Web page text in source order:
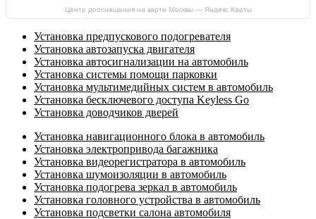
Центр дооснащения на карте Москвы — Яндекс Карты
Установка предпускового подогревателя
Установка автозапуска двигателя
Установка автосигнализации на автомобиль
Установка системы помощи парковки
Установка мультимедийных систем в автомобиль
Установка бесключевого доступа Keyless Go
Установка доводчиков дверей
Установка навигационного блока в автомобиль
Установка электропривода багажника
Установка видеорегистратора в автомобиль
Установка шумоизоляции в автомобиль
Установка подогрева зеркал в автомобиль
Установка головного устройства в автомобиль
Установка подсветки салона автомобиля